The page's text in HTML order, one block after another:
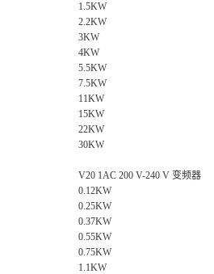
1.5KW
2.2KW
3KW
4KW
5.5KW
7.5KW
11KW
15KW
22KW
30KW
V20 1AC 200 V-240 V 变频器
0.12KW
0.25KW
0.37KW
0.55KW
0.75KW
1.1KW